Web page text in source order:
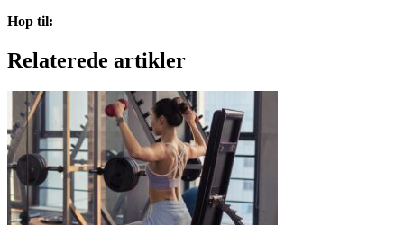
Hop til:
Relaterede artikler